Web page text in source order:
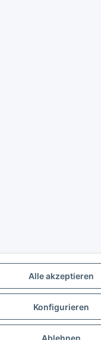
Alle akzeptieren
Konfigurieren
Ablehnen